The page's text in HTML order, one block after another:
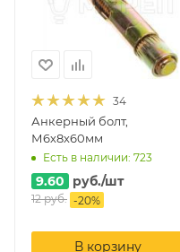
34
Анкерный болт,
М6х8х60мм
Есть в наличии: 723
9.60 руб./шт
12руб. -20%
В корзину